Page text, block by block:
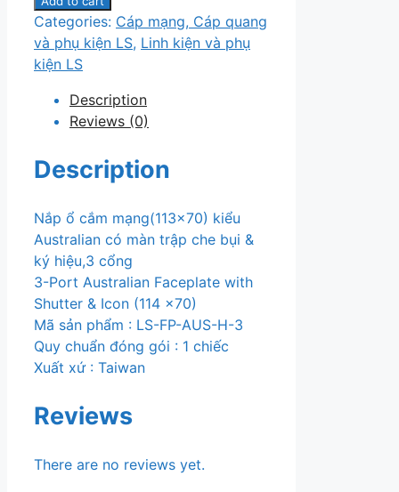
cắm
mạng(113x70)
kiểu
màn
che
&
ký
hiệu,3
cổng
quantity
Categories: Cáp mạng, Cáp quang
và phụ kiện LS, Linh kiện và phụ
kiện LS
Description
Reviews (0)
Description
Nắp ổ cắm mạng(113×70) kiểu
Australian có màn trập che bụi &
ký hiệu,3 cổng
3-Port Australian Faceplate with
Shutter & Icon (114 x70)
Mã sản phẩm : LS-FP-AUS-H-3
Quy chuẩn đóng gói : 1 chiếc
Xuất xứ : Taiwan
Reviews
There are no reviews yet.